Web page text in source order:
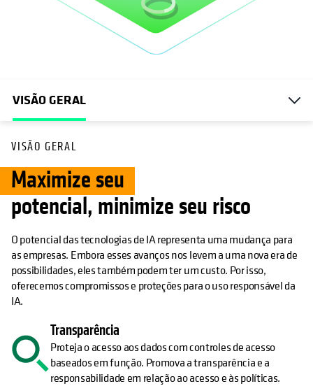
VISÃO GERAL
VISÃO GERAL
Maximize seu
potencial, minimize seu risco
O potencial das tecnologias de IA representa uma mudança para
as empresas. Embora esses avanços nos levem a uma nova era de
possibilidades, eles também podem ter um custo. Por isso,
oferecemos compromissos e proteções para o uso responsável da
IA.
Transparência
Proteja o acesso aos dados com controles de acesso
baseados em função. Promova a transparência e a
responsabilidade em relação ao acesso e às políticas.